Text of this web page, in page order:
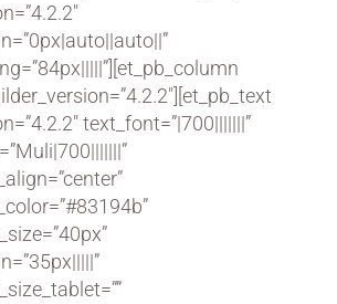
text_font=”|700|||||||”